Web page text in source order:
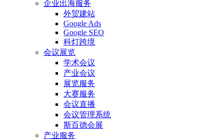
企业出海服务
外贸建站
Google Ads
Google SEO
科灯跨境
会议展览
学术会议
产业会议
展览服务
大赛服务
会议直播
会议管理系统
斯百德会展
产业服务